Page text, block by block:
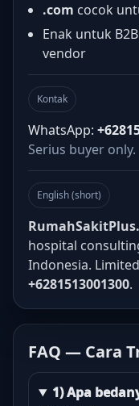
.com cocok
Enak untuk
vendor
Kontak
WhatsApp:
Serius buyer only.
English (short)
hospital
Indonesia.
+6281513001300.
FAQ — Cara
1) Apa